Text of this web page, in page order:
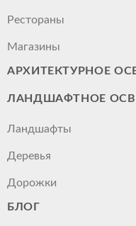
Рестораны
Магазины
АРХИТЕКТУРНОЕ
ЛАНДШАФТНОЕ
Ландшафты
Деревья
Дорожки
БЛОГ